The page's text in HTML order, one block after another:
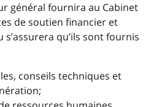
général fournira au Cabinet
de soutien financier et
qu’ils sont fournis
conseils techniques et